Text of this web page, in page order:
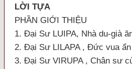
LỜI TỰA
PHẦN GIỚI THIỆU
1. Đại Sư LUIPA, Nhà du-già
2. Đại Sư LILAPA , Ðức vua
3. Đại Sư VIRUPA , Chân sư